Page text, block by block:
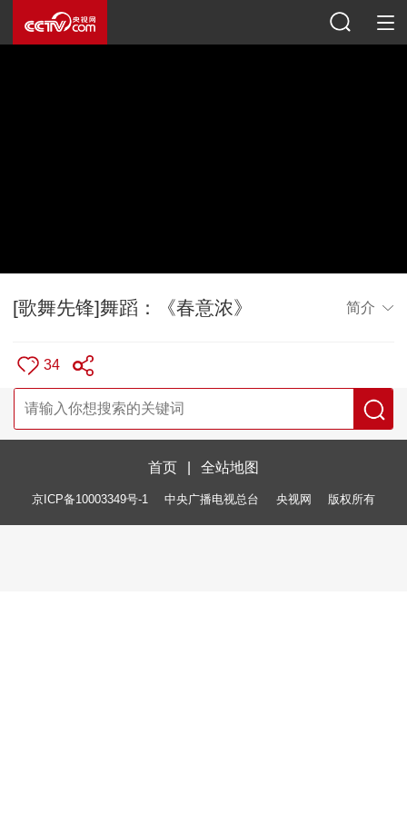
[歌舞先锋]舞蹈：《春意浓》 简介
34
首页 全站地图
京ICP备10003349号-1 中央广播电视总台 央视网 版权所有